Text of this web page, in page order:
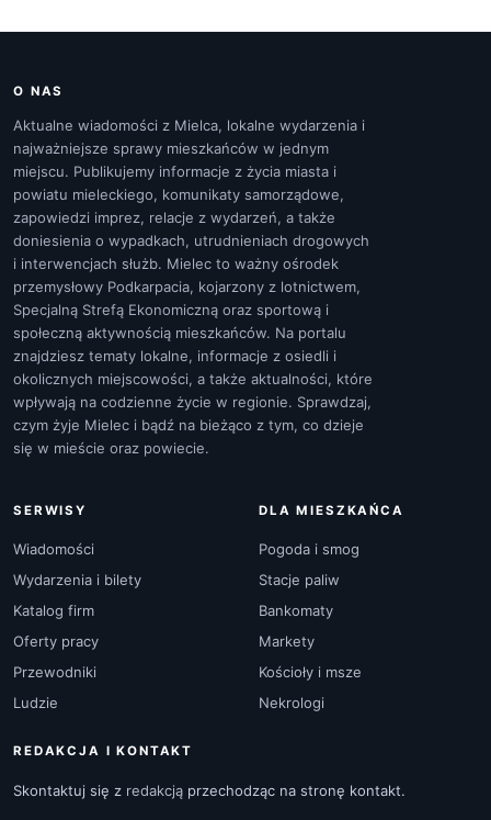
O NAS
Aktualne wiadomości z Mielca, lokalne wydarzenia i
najważniejsze sprawy mieszkańców w jednym
miejscu. Publikujemy informacje z życia miasta i
powiatu mieleckiego, komunikaty samorządowe,
zapowiedzi imprez, relacje z wydarzeń, a także
doniesienia o wypadkach, utrudnieniach drogowych
i interwencjach służb. Mielec to ważny ośrodek
przemysłowy Podkarpacia, kojarzony z lotnictwem,
Specjalną Strefą Ekonomiczną oraz sportową i
społeczną aktywnością mieszkańców. Na portalu
znajdziesz tematy lokalne, informacje z osiedli i
okolicznych miejscowości, a także aktualności, które
wpływają na codzienne życie w regionie. Sprawdzaj,
czym żyje Mielec i bądź na bieżąco z tym, co dzieje
się w mieście oraz powiecie.
SERWISY
Wiadomości
Wydarzenia i bilety
Katalog firm
Oferty pracy
Przewodniki
Ludzie
DLA MIESZKAŃCA
Pogoda i smog
Stacje paliw
Bankomaty
Markety
Kościoły i msze
Nekrologi
REDAKCJA I KONTAKT
Skontaktuj się z redakcją przechodząc na stronę kontakt.